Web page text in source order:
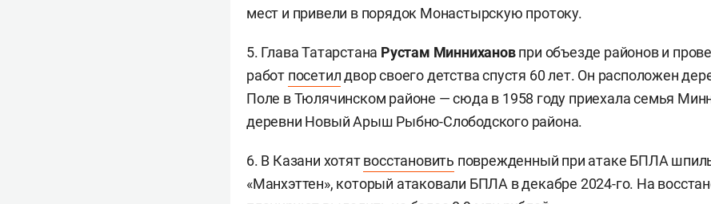
мест и привели в порядок Монастырскую протоку.
5. Глава Татарстана Рустам Миннихановпри объезде районов и
работ посетилдвор своего детства спустя 60 лет. Он расположен
Поле в Тюлячинском районе — сюда в 1958 году приехала семья
деревни Новый Арыш Рыбно-Слободского района.
6. В Казани хотятвосстановить поврежденный при атаке БПЛА
«Манхэттен», который атаковали БПЛА в декабре 2024-го. На